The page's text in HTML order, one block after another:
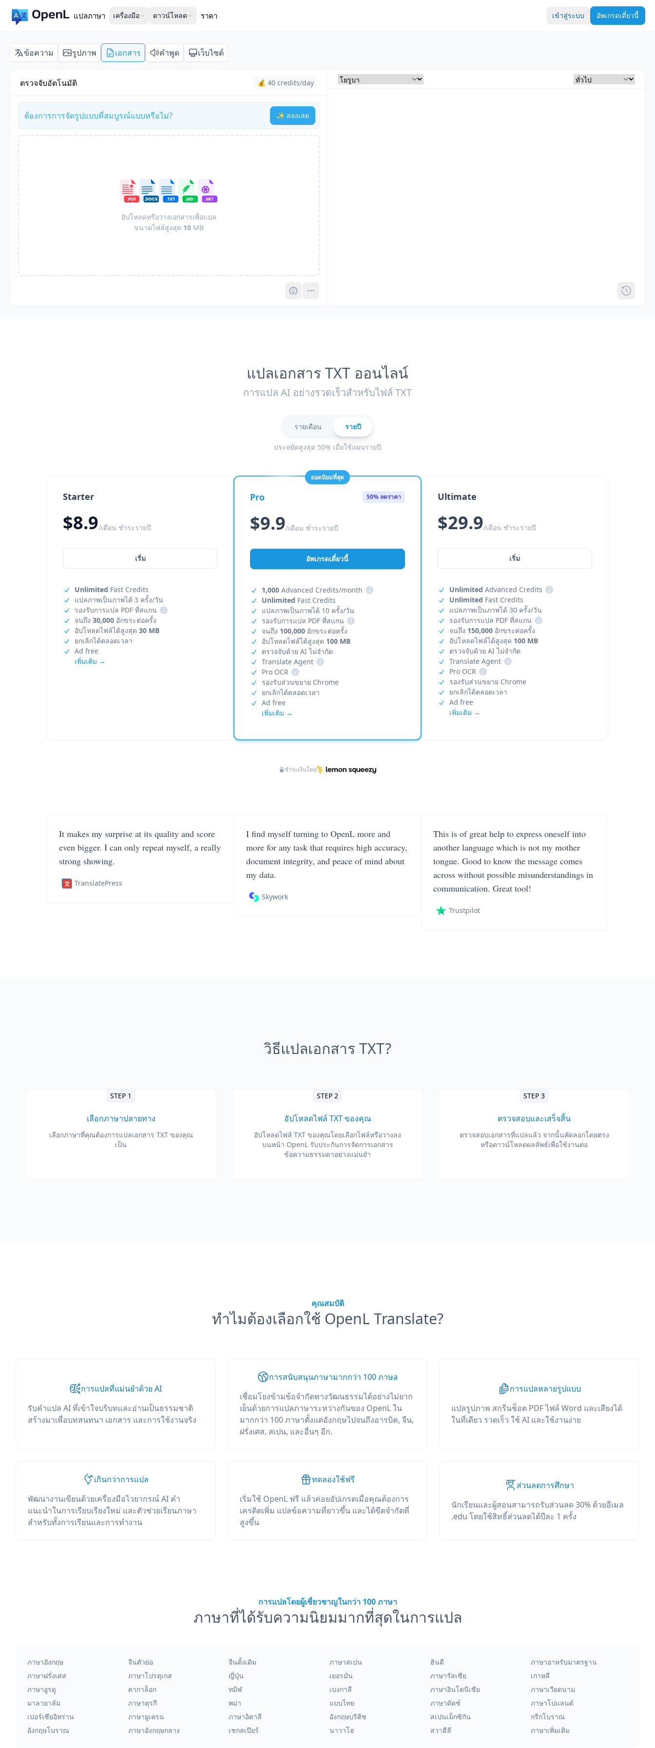
แปลภาษา เครื่องมือ ดาวน์โหลด ราคา เข้าสู่ระบบ อัพเกรดเดี๋ยวนี้
ข้อความ รูปภาพ เอกสาร คำพูด เว็บไซต์
ตรวจจับอัตโนมัติ 💰 40 credits/day
ต้องการการจัดรูปแบบที่สมบูรณ์แบบหรือไม่? ✨ ลองเลย
อัปโหลดหรือวางเอกสารเพื่อแปล
ขนาดไฟล์สูงสุด 10MB
Pro
แปลเอกสาร TXT ออนไลน์
การแปล AI อย่างรวดเร็วสำหรับไฟล์ TXT
รายเดือน รายปี
ประหยัดสูงสุด 50% เมื่อใช้แผนรายปี
Starter
$8.9/เดือน ชำระรายปี
เริ่ม
Unlimited Fast Credits
แปลภาพเป็นภาพได้ 3 ครั้ง/วัน
รองรับการแปล PDF ที่สแกน
i
จนถึง 30,000 อักขระต่อครั้ง
อัปโหลดไฟล์ได้สูงสุด 30 MB
ยกเลิกได้ตลอดเวลา
Ad free
เพิ่มเติม →
ยอดนิยมที่สุด
Pro 50% ลดราคา
$9.9/เดือน ชำระรายปี
อัพเกรดเดี๋ยวนี้
1,000 Advanced Credits/month
i
Unlimited Fast Credits
แปลภาพเป็นภาพได้ 10 ครั้ง/วัน
รองรับการแปล PDF ที่สแกน
i
จนถึง 100,000 อักขระต่อครั้ง
อัปโหลดไฟล์ได้สูงสุด 100 MB
ตรวจจับด้วย AI ไม่จำกัด
Translate Agent
i
Pro OCR
i
รองรับส่วนขยาย Chrome
ยกเลิกได้ตลอดเวลา
Ad free
เพิ่มเติม →
Ultimate
$29.9/เดือน ชำระรายปี
เริ่ม
Unlimited Advanced Credits
i
Unlimited Fast Credits
แปลภาพเป็นภาพได้ 30 ครั้ง/วัน
รองรับการแปล PDF ที่สแกน
i
จนถึง 150,000อักขระต่อครั้ง
อัปโหลดไฟล์ได้สูงสุด 100 MB
ตรวจจับด้วย AI ไม่จำกัด
Translate Agent
i
Pro OCR
i
รองรับส่วนขยาย Chrome
ยกเลิกได้ตลอดเวลา
Ad free
เพิ่มเติม →
ชำระเงินโดย
It makes my surprise at its quality and score
even bigger. I can only repeat myself, a really
strong showing.
TranslatePress
I find myself turning to OpenL more and
more for any task that requires high accuracy,
document integrity, and peace of mind about
my data.
Skywork
This is of great help to express oneself into
another language which is not my mother
tongue. Good to know the message comes
across without possible misunderstandings in
communication. Great tool!
Trustpilot
วิธีแปลเอกสาร TXT?
STEP 1
เลือกภาษาปลายทาง
เลือกภาษาที่คุณต้องการแปลเอกสาร TXT ของคุณ
เป็น
STEP 2
อัปโหลดไฟล์ TXT ของคุณ
อัปโหลดไฟล์ TXT ของคุณโดยเลือกไฟล์หรือวางลง
บนหน้า OpenL รับประกันการจัดการเอกสาร
ข้อความธรรมดาอย่างแม่นยำ
STEP 3
ตรวจสอบและเสร็จสิ้น
ตรวจสอบเอกสารที่แปลแล้ว จากนั้นคัดลอกโดยตรง
หรือดาวน์โหลดผลลัพธ์เพื่อใช้งานต่อ
คุณสมบัติ
ทำไมต้องเลือกใช้ OpenL Translate?
การแปลที่แม่นยำด้วย AI
รับคำแปล AI ที่เข้าใจบริบทและอ่านเป็นธรรมชาติ
สร้างมาเพื่อบทสนทนา เอกสาร และการใช้งานจริง
การสนับสนุนภาษามากกว่า 100 ภาษа
เชื่อมโยงข้ามข้อจำกัดทางวัฒนธรรมได้อย่างไม่ยาก
เย็นด้วยการแปลภาษาระหว่างกันของ OpenL ใน
มากกว่า 100 ภาษาตั้งแต่อังกฤษไปจนถึงอารบิค, จีน,
ฝรั่งเศส, สเปน, และอื่นๆ อีก.
การแปลหลายรูปแบบ
แปลรูปภาพ สกรีนช็อต PDF ไฟล์ Word และเสียงได้
ในที่เดียว รวดเร็ว ใช้ AI และใช้งานง่าย
เกินกว่าการแปล
พัฒนางานเขียนด้วยเครื่องมือไวยากรณ์ AI คำ
แนะนำในการเรียบเรียงใหม่ และตัวช่วยเรียนภาษา
สำหรับทั้งการเรียนและการทำงาน
ทดลองใช้ฟรี
เริ่มใช้ OpenL ฟรี แล้วค่อยอัปเกรดเมื่อคุณต้องการ
เครดิตเพิ่ม แปลข้อความที่ยาวขึ้น และได้ขีดจำกัดที่
สูงขึ้น
ส่วนลดการศึกษา
นักเรียนและผู้สอนสามารถรับส่วนลด 30% ด้วยอีเมล
.edu โดยใช้สิทธิ์ส่วนลดได้ปีละ 1 ครั้ง
การแปลโดยผู้เชี่ยวชาญในกว่า 100 ภาษา
ภาษาที่ได้รับความนิยมมากที่สุดในการแปล
ภาษาอังกฤษ จีนตัวย่อ จีนดั้งเดิม ภาษาสเปน ฮินดี
ภาษาอาหรับมาตรฐาน
ภาษาฝรั่งเศส
ภาษาโปรตุเกส ญี่ปุ่น เยอรมัน ภาษารัสเซีย
เกาหลี
ภาษาอูรดู
ตากาล็อก ทมิฬ เบงกาลี ภาษาอินโดนีเซีย
ภาษาเวียดนาม
มาลายาลัม
ภาษาตุรกี พม่า แบบไทย ภาษาดัตช์
ภาษาโปแลนด์
เปอร์เซียอิหร่าน
ภาษายูเครน ภาษาอิตาลี อังกฤษบริติช สเปนเม็กซิกัน
กรีกโบราณ
อังกฤษโบราณ
ภาษาอังกฤษกลาง เชกสเปียร์ นาวาโฮ สวาฮีลี ภาษาเพิ่มเติม